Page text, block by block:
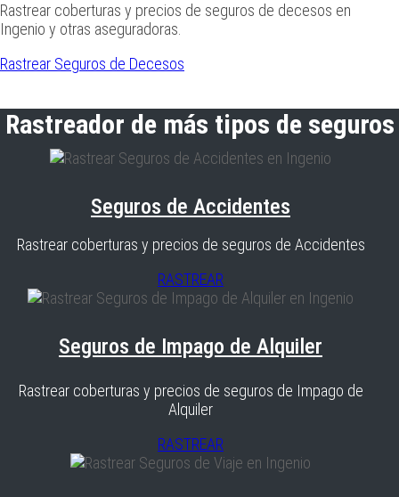
Rastrear coberturas y precios de seguros de decesos en
Ingenio y otras aseguradoras.
Rastrear Seguros de Decesos
Rastreador de más tipos de seguros
Seguros de Accidentes
Rastrear coberturas y precios de seguros de Accidentes
RASTREAR
Seguros de Impago de Alquiler
Rastrear coberturas y precios de seguros de Impago de
Alquiler
RASTREAR